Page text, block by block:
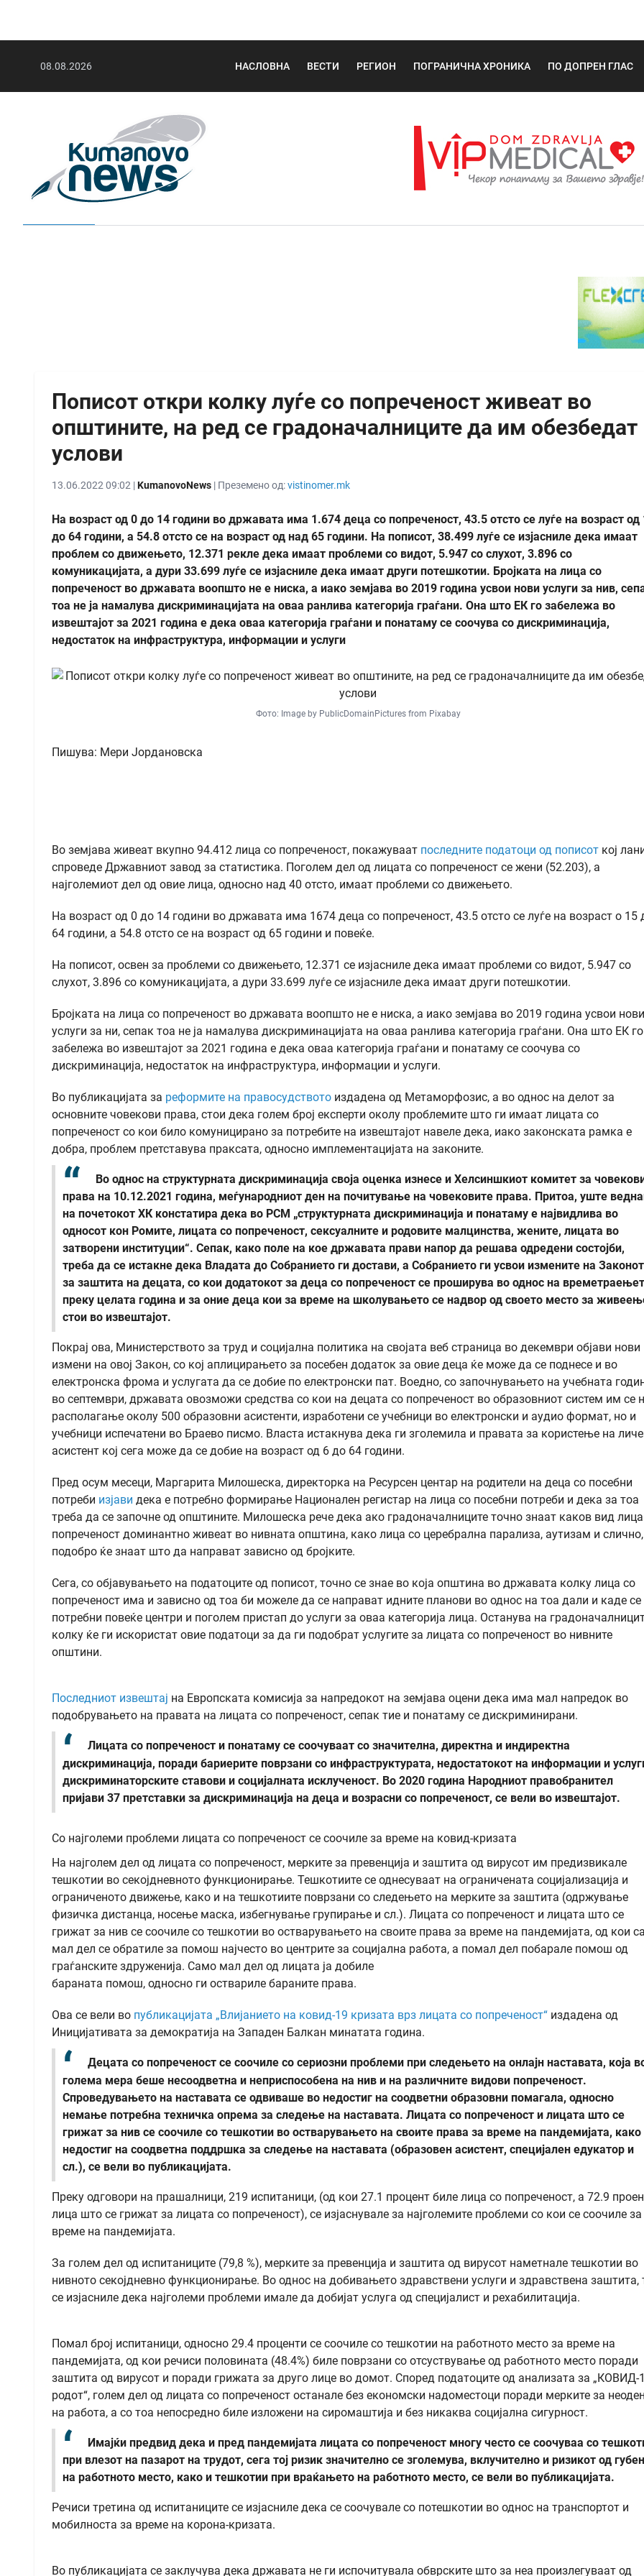
08.08.2026 НАСЛОВНА ВЕСТИ РЕГИОН ПОГРАНИЧНА ХРОНИКА ПО ДОПРЕН ГЛАС
Пописот откри колку луѓе со попреченост живеат во
општините, на ред се градоначалниците да им обезбедат
услови
13.06.2022 09:02 |KumanovoNews | Преземено од:vistinomer.mk
На возраст од 0 до 14 години во државата има 1.674 деца со попреченост, 43.5 отсто се луѓе на возраст од
до 64 години, а 54.8 отсто се на возраст од над 65 години. На пописот, 38.499 луѓе се изјасниле дека имаат
проблем со движењето, 12.371 рекле дека имаат проблеми со видот, 5.947 со слухот, 3.896 со
комуникацијата, а дури 33.699 луѓе се изјасниле дека имаат други потешкотии. Бројката на лица со
попреченост во државата воопшто не е ниска, а иако земјава во 2019 година усвои нови услуги за нив,
тоа не ја намалува дискриминацијата на оваа ранлива категорија граѓани. Она што ЕК го забележа во
извештајот за 2021 година е дека оваа категорија граѓани и понатаму се соочува со дискриминација,
недостаток на инфраструктура, информации и услуги
Фото: Image by PublicDomainPictures from Pixabay
Пишува: Мери Јордановска
Во земјава живеат вкупно 94.412 лица со попреченост, покажуваат последните податоци од пописот кој
спроведе Државниот завод за статистика. Поголем дел од лицата со попреченост се жени (52.203), а
најголемиот дел од овие лица, односно над 40 отсто, имаат проблеми со движењето.
На возраст од 0 до 14 години во државата има 1674 деца со попреченост, 43.5 отсто се луѓе на возраст о 15
64 години, а 54.8 отсто се на возраст од 65 години и повеќе.
На пописот, освен за проблеми со движењето, 12.371 се изјасниле дека имаат проблеми со видот, 5.947 со
слухот, 3.896 со комуникацијата, а дури 33.699 луѓе се изјасниле дека имаат други потешкотии.
Бројката на лица со попреченост во државата воопшто не е ниска, а иако земјава во 2019 година усвои нови
услуги за ни, сепак тоа не ја намалува дискриминацијата на оваа ранлива категорија граѓани. Она што ЕК го
забележа во извештајот за 2021 година е дека оваа категорија граѓани и понатаму се соочува со
дискриминација, недостаток на инфраструктура, информации и услуги.
Во публикацијата за реформите на правосудството издадена од Метаморфозис, а во однос на делот за
основните човекови права, стои дека голем број експерти околу проблемите што ги имаат лицата со
попреченост со кои било комуницирано за потребите на извештајот навеле дека, иако законската рамка е
добра, проблем претставува праксата, односно имплементацијата на законите.
Во однос на структурната дискриминација своја оценка изнесе и Хелсиншкиот комитет за
права на 10.12.2021 година, меѓународниот ден на почитување на човековите права. Притоа, уште
на почетокот ХК констатира дека во РСМ „структурната дискриминација и понатаму е највидлива во
односот кон Ромите, лицата со попреченост, сексуалните и родовите малцинства, жените, лицата во
затворени институции“. Сепак, како поле на кое државата прави напор да решава одредени состојби,
треба да се истакне дека Владата до Собранието ги достави, а Собранието ги усвои измените на Законот
за заштита на децата, со кои додатокот за деца со попреченост се проширува во однос на
преку целата година и за оние деца кои за време на школувањето се надвор од своето место за
стои во извештајот.
Покрај ова, Министерството за труд и социјална политика на својата веб страница во декември објави нови
измени на овој Закон, со кој аплицирањето за посебен додаток за овие деца ќе може да се поднесе и во
електронска фрома и услугата да се добие по електронски пат. Воедно, со започнувањето на учебната
во септември, државата овозможи средства со кои на децата со попреченост во образовниот систем им се
располагање околу 500 образовни асистенти, изработени се учебници во електронски и аудио формат, но и
учебници испечатени во Браево писмо. Власта истакнува дека ги зголемила и правата за користење на
асистент кој сега може да се добие на возраст од 6 до 64 години.
Пред осум месеци, Маргарита Милошеска, директорка на Ресурсен центар на родители на деца со посебни
потреби изјави дека е потребно формирање Национален регистар на лица со посебни потреби и дека за тоа
треба да се започне од општините. Милошеска рече дека ако градоначалниците точно знаат каков вид
попреченост доминантно живеат во нивната општина, како лица со церебрална парализа, аутизам и слично,
подобро ќе знаат што да направат зависно од бројките.
Сега, со објавувањето на податоците од пописот, точно се знае во која општина во државата колку лица со
попреченост има и зависно од тоа би можеле да се направат идните планови во однос на тоа дали и каде се
потребни повеќе центри и поголем пристап до услуги за оваа категорија лица. Останува на
колку ќе ги искористат овие податоци за да ги подобрат услугите за лицата со попреченост во нивните
општини.
Последниот извештај на Европската комисија за напредокот на земјава оцени дека има мал напредок во
подобрувањето на правата на лицата со попреченост, сепак тие и понатаму се дискриминирани.
Лицата со попреченост и понатаму се соочуваат со значителна, директна и индиректна
дискриминација, поради бариерите поврзани со инфраструктурата, недостатокот на информации и
дискриминаторските ставови и социјалната исклученост. Во 2020 година Народниот правобранител
пријави 37 претставки за дискриминација на деца и возрасни со попреченост, се вели во извештајот.
Со најголеми проблеми лицата со попреченост се соочиле за време на ковид-кризата
На најголем дел од лицата со попреченост, мерките за превенција и заштита од вирусот им предизвикале
тешкотии во секојдневното функционирање. Тешкотиите се однесуваат на ограничената социјализација и
ограниченото движење, како и на тешкотиите поврзани со следењето на мерките за заштита (одржување
физичка дистанца, носење маска, избегнување групирање и сл.). Лицата со попреченост и лицата што се
грижат за нив се соочиле со тешкотии во остварувањето на своите права за време на пандемијата, од кои
мал дел се обратиле за помош најчесто во центрите за социјална работа, а помал дел побарале помош од
граѓанските здруженија. Само мал дел од лицата ја добиле
бараната помош, односно ги оствариле бараните права.
Ова се вели во публикацијата „Влијанието на ковид-19 кризата врз лицата со попреченост“ издадена од
Иницијативата за демократија на Западен Балкан минатата година.
Децата со попреченост се соочиле со сериозни проблеми при следењето на онлајн наставата, која
голема мера беше несоодветна и неприспособена на нив и на различните видови попреченост.
Спроведувањето на наставата се одвиваше во недостиг на соодветни образовни помагала, односно
немање потребна техничка опрема за следење на наставата. Лицата со попреченост и лицата што се
грижат за нив се соочиле со тешкотии во остварувањето на своите права за време на пандемијата, како
недостиг на соодветна поддршка за следење на наставата (образовен асистент, специјален едукатор и
сл.), се вели во публикацијата.
Преку одговори на прашалници, 219 испитаници, (од кои 27.1 процент биле лица со попреченост, а 72.9
лица што се грижат за лицата со попреченост), се изјаснувале за најголемите проблеми со кои се соочиле за
време на пандемијата.
За голем дел од испитаниците (79,8 %), мерките за превенција и заштита од вирусот наметнале тешкотии во
нивното секојдневно функционирање. Во однос на добивањето здравствени услуги и здравствена заштита,
се изјасниле дека најголеми проблеми имале да добијат услуга од специјалист и рехабилитација.
Помал број испитаници, односно 29.4 проценти се соочиле со тешкотии на работното место за време на
пандемијата, од кои речиси половината (48.4%) биле поврзани со отсуствување од работното место поради
заштита од вирусот и поради грижата за друго лице во домот. Според податоците од анализата за „КОВИД-
родот“, голем дел од лицата со попреченост останале без економски надоместоци поради мерките за
на работа, а со тоа непосредно биле изложени на сиромаштија и без никаква социјална сигурност.
Имајќи предвид дека и пред пандемијата лицата со попреченост многу често се соочуваа со
при влезот на пазарот на трудот, сега тој ризик значително се зголемува, вклучително и ризикот од
на работното место, како и тешкотии при враќањето на работното место, се вели во публикацијата.
Речиси третина од испитаниците се изјасниле дека се соочувале со потешкотии во однос на транспортот и
мобилноста за време на корона-кризата.
Во публикацијата се заклучува дека државата не ги испочитувала обврските што за неа произлегуваат од